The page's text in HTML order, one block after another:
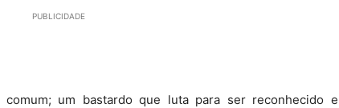
PUBLICIDADE
um bastardo que luta para ser reconhecido e